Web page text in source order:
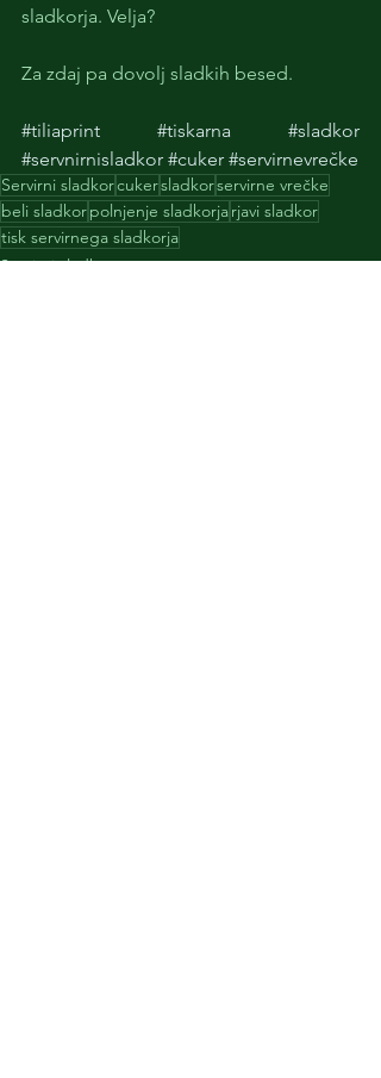
sladkorja. Velja?
Za zdaj pa dovolj sladkih besed.
#tiliaprint #tiskarna
#sladkor
#servnirnisladkor #cuker #servirnevrečke
Servirni sladkorcukersladkorservirne vrečke
beli sladkorpolnjenje sladkorjarjavi sladkor
tisk servirnega sladkorja
Servirni sladkor